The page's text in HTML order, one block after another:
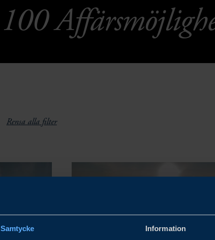
Samtycke Information
100
Rensa alla filter